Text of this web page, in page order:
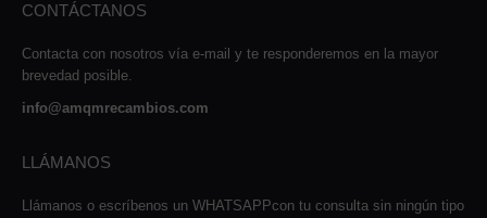
CONTÁCTANOS
Contacta con nosotros vía e-mail y te responderemos en la mayor
brevedad posible.
info@amqmrecambios.com
LLÁMANOS
Llámanos o escríbenos un WHATSAPPcon tu consulta sin ningún tipo